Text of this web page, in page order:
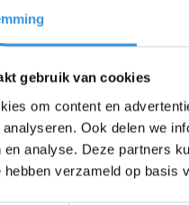
gebruik van cookies
om content en
Ook delen we
en analyse. Deze partners
verzameld op basis
zorgen voor een goede
het fietsen of steppen.
fit systeem en verstelbare
pasvorm eenvoudig aan aan de
kunnen worden verschoven
Hierdoor is een veilige en
zit een geïntegreerd LED-
instellingen. Het biedt extra